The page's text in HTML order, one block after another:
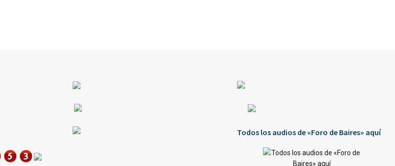
Todos los audios de «Foro de Baires» aquí